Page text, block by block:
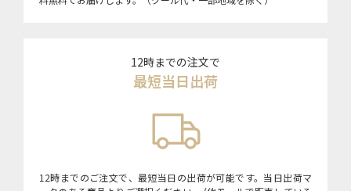
12時までの注文で
最短当日出荷
12時までのご注文で、最短当日の出荷が可能です。当日出荷マ